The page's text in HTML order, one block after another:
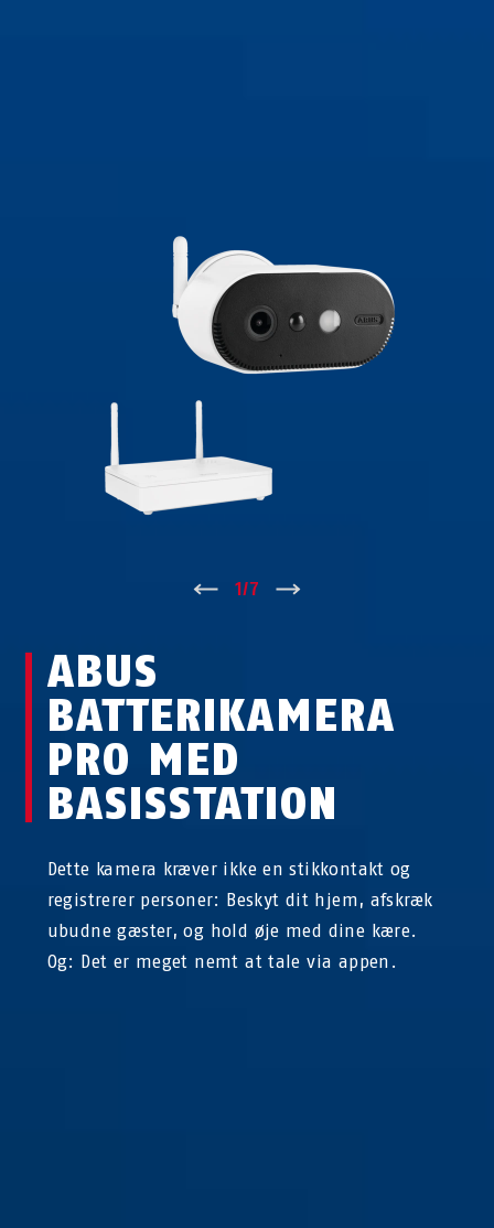
↑ 1/7
ABUS
BATTERIKAMERA
PRO MED
BASISSTATION
Dette kamera kræver ikke en stikkontakt og
registrerer personer: Beskyt dit hjem, afskræk
ubudne gæster, og hold øje med dine kære.
Og: Det er meget nemt at tale via appen.